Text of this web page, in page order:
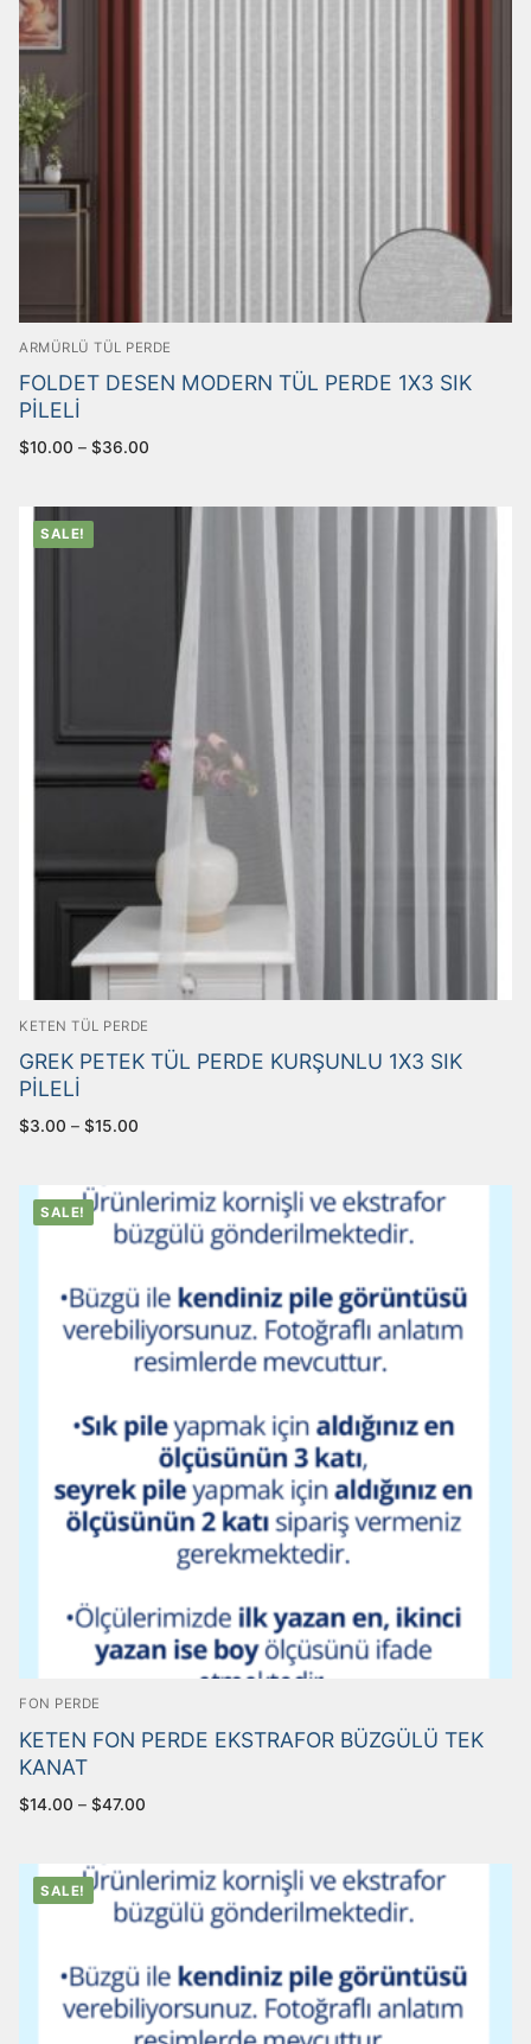
ARMÜRLÜ TÜL PERDE
FOLDET DESEN MODERN TÜL PERDE 1X3 SIK
PİLELİ
$10.00 – $36.00
SALE!
KETEN TÜL PERDE
GREK PETEK TÜL PERDE KURŞUNLU 1X3 SIK
PİLELİ
$3.00 – $15.00
SALE!
FON PERDE
KETEN FON PERDE EKSTRAFOR BÜZGÜLÜ TEK
KANAT
$14.00 – $47.00
SALE!